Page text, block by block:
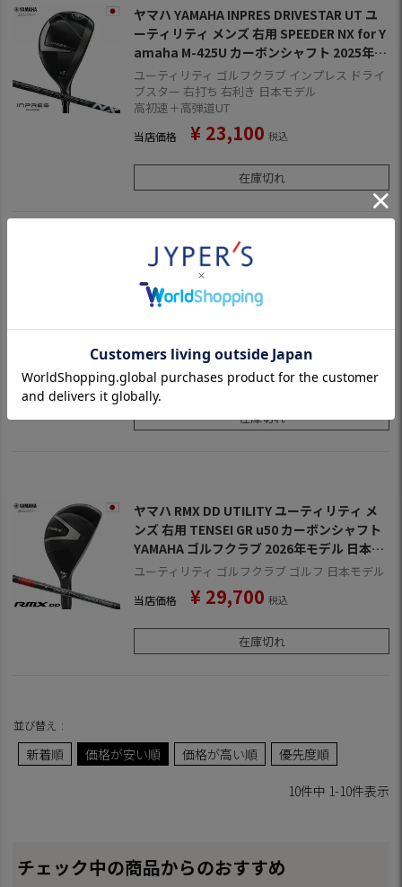
ヤマハ YAMAHA INPRES DRIVESTAR UT ユ
ーティリティ メンズ 右用 SPEEDER NX for Y
amaha M-425U カーボンシャフト 2025年モ
デル 日本正規品 ゴルフ ゴルフクラブ
ユーティリティ ゴルフクラブ インプレス ドライ
ブスター 右打ち 右利き 日本モデル
高初速＋高弾道UT
当店価格 ¥ 23,100 税込
在庫切れ
ヤマハ YAMAHA 19 inpres (インプレス) UD
＋2 ユーティリティ [オリジナルカーボン装
着] 日本正規品 日本モデル ゴルフ ゴルフクラ
ブ 右用 右打ち 右利き ユーディープラスツー
やさしく高弾道で飛ばせる。“ぶっ飛び”ユーティ
リティ
当店価格 ¥29,252 税込
在庫切れ
ヤマハ RMX DD UTILITY ユーティリティ メ
ンズ 右用 TENSEI GR u50 カーボンシャフト
YAMAHA ゴルフクラブ 2026年モデル 日本正
規品
ユーティリティ ゴルフクラブ ゴルフ 日本モデル
当店価格 ¥ 29,700 税込
在庫切れ
並び替え
新着順 価格が安い順 価格が高い順 優先度順
10件中 1-10件表示
チェック中の商品からのおすすめ